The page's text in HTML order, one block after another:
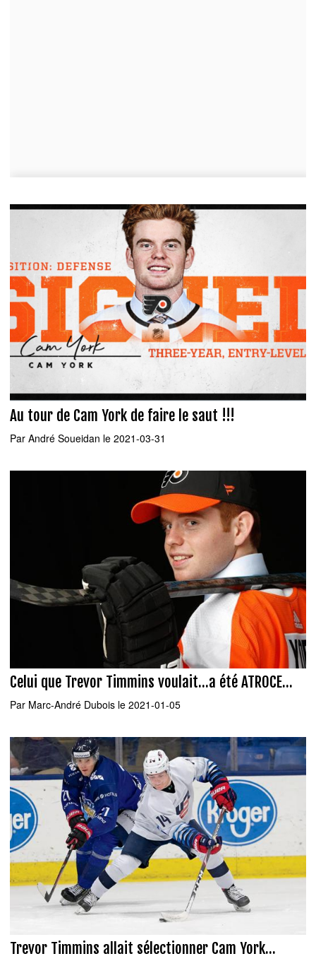
Au tour de Cam York de faire le saut !!!
Par André Soueidan le 2021-03-31
Celui que Trevor Timmins voulait...a été ATROCE...
Par Marc-André Dubois le 2021-01-05
Trevor Timmins allait sélectionner Cam York...